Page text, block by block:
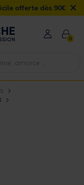
dès 90€ ×
0